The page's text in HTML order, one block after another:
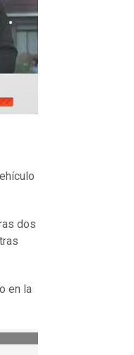
dos
en la